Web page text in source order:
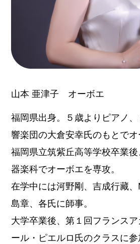
山本 亜津子 オーボエ
福岡県出身。５歳よりピアノ
響楽団の大倉安幸氏のもとでオ
福岡県立筑紫丘高等学校卒業
器楽科でオーボエを専攻。
在学中には河野剛、吉成行藏
島章、各氏に師事。
大学卒業後、第１回フランス
ール・ピエルロ氏のクラスに参